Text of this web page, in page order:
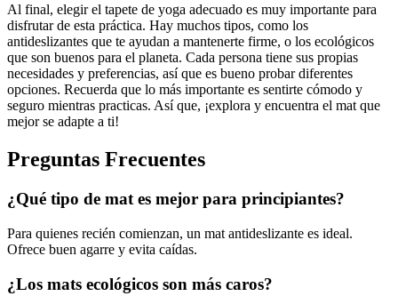
Al final, elegir el tapete de yoga adecuado es muy importante para
disfrutar de esta práctica. Hay muchos tipos, como los
antideslizantes que te ayudan a mantenerte firme, o los ecológicos
que son buenos para el planeta. Cada persona tiene sus propias
necesidades y preferencias, así que es bueno probar diferentes
opciones. Recuerda que lo más importante es sentirte cómodo y
seguro mientras practicas. Así que, ¡explora y encuentra el mat que
mejor se adapte a ti!
Preguntas Frecuentes
¿Qué tipo de mat es mejor para principiantes?
Para quienes recién comienzan, un mat antideslizante es ideal.
Ofrece buen agarre y evita caídas.
¿Los mats ecológicos son más caros?